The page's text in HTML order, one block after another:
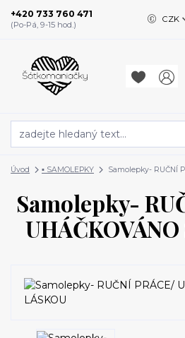
CZK
+420 733 760 471
(Po-Pá, 9-15 hod.)
Úvod ▪️ SAMOLEPKY Samolepky- RUČNÍ
Samolepky-